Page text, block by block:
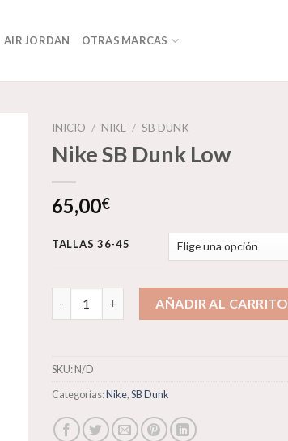
AIR JORDAN OTRAS MARCAS
INICIO / NIKE / SB DUNK
Nike SB Dunk Low
65,00€
TALLAS 36-45
Nike SB Dunk Low cantidadAÑADIR AL CARRITO
SKU:N/D
Categorías:Nike,SB Dunk